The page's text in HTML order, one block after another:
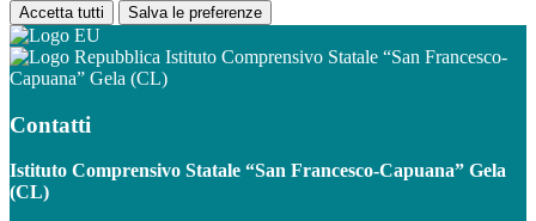
Accetta tutti Salva le preferenze
Istituto Comprensivo Statale “San Francesco-
Capuana” Gela (CL)
Contatti
Istituto Comprensivo Statale “San Francesco-Capuana” Gela
(CL)